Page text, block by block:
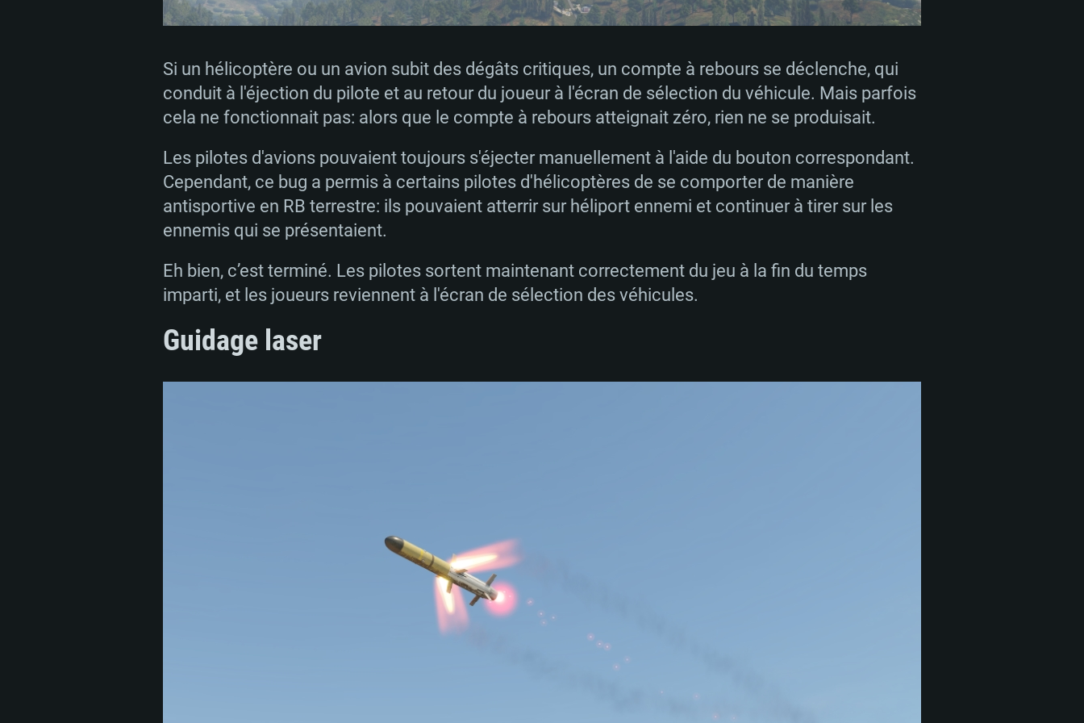
Si un hélicoptère ou un avion subit des dégâts critiques, un compte à rebours se déclenche, qui
conduit à l'éjection du pilote et au retour du joueur à l'écran de sélection du véhicule. Mais parfois
cela ne fonctionnait pas: alors que le compte à rebours atteignait zéro, rien ne se produisait.
Les pilotes d'avions pouvaient toujours s'éjecter manuellement à l'aide du bouton correspondant.
Cependant, ce bug a permis à certains pilotes d'hélicoptères de se comporter de manière
antisportive en RB terrestre: ils pouvaient atterrir sur héliport ennemi et continuer à tirer sur les
ennemis qui se présentaient.
Eh bien, c’est terminé. Les pilotes sortent maintenant correctement du jeu à la fin du temps
imparti, et les joueurs reviennent à l'écran de sélection des véhicules.
Guidage laser